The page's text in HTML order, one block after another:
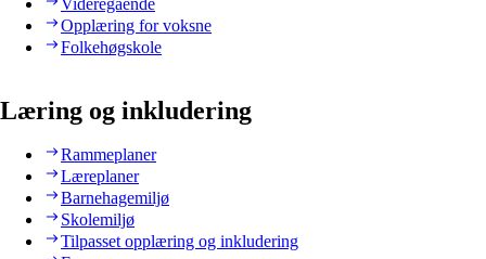
Videregående
Opplæring for voksne
Folkehøgskole
Læring og inkludering
Rammeplaner
Læreplaner
Barnehagemiljø
Skolemiljø
Tilpasset opplæring og inkludering